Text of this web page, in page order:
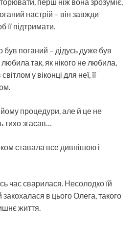
настрій – він завжди
її підтримати.
був поганий – дідусь дуже був
так, як нікого не любила,
у віконці для неї, її
процедури, але й це не
тихо згасав…
ставала все дивнішою і
час сварилася. Несолодко їй
в цього Олега, такого
життя.